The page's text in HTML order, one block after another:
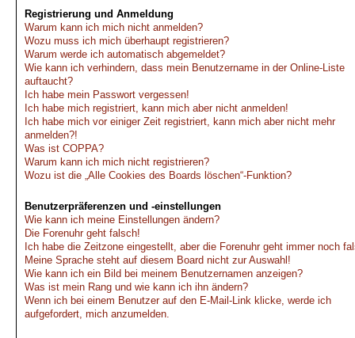
Registrierung und Anmeldung
Warum kann ich mich nicht anmelden?
Wozu muss ich mich überhaupt registrieren?
Warum werde ich automatisch abgemeldet?
Wie kann ich verhindern, dass mein Benutzername in der Online-Liste
auftaucht?
Ich habe mein Passwort vergessen!
Ich habe mich registriert, kann mich aber nicht anmelden!
Ich habe mich vor einiger Zeit registriert, kann mich aber nicht mehr
anmelden?!
Was ist COPPA?
Warum kann ich mich nicht registrieren?
Wozu ist die „Alle Cookies des Boards löschen“-Funktion?
Benutzerpräferenzen und -einstellungen
Wie kann ich meine Einstellungen ändern?
Die Forenuhr geht falsch!
Ich habe die Zeitzone eingestellt, aber die Forenuhr geht immer noch
Meine Sprache steht auf diesem Board nicht zur Auswahl!
Wie kann ich ein Bild bei meinem Benutzernamen anzeigen?
Was ist mein Rang und wie kann ich ihn ändern?
Wenn ich bei einem Benutzer auf den E-Mail-Link klicke, werde ich
aufgefordert, mich anzumelden.